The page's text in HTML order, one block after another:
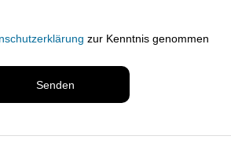
zur Kenntnis genommen
Senden